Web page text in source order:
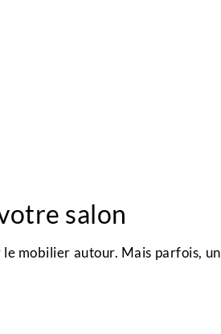
salon
le mobilier autour. Mais parfois, un